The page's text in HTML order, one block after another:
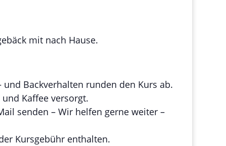
mit nach Hause.
Backverhalten runden den Kurs ab.
Kaffee versorgt.
senden – Wir helfen gerne weiter –
Kursgebühr enthalten.